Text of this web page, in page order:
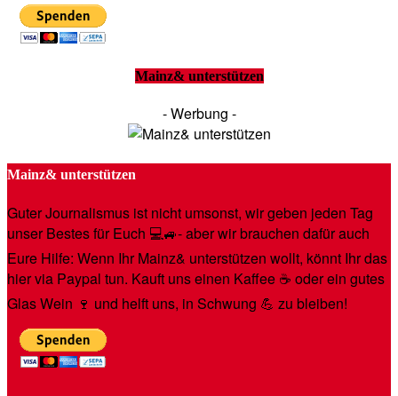
Mainz& unterstützen
- Werbung -
Mainz& unterstützen
Guter Journalismus ist nicht umsonst, wir geben jeden Tag
unser Bestes für Euch 💻🚙- aber wir brauchen dafür auch
Eure Hilfe: Wenn Ihr Mainz& unterstützen wollt, könnt Ihr das
hier via Paypal tun. Kauft uns einen Kaffee ☕️ oder ein gutes
Glas Wein 🍷 und helft uns, in Schwung 💪 zu bleiben!